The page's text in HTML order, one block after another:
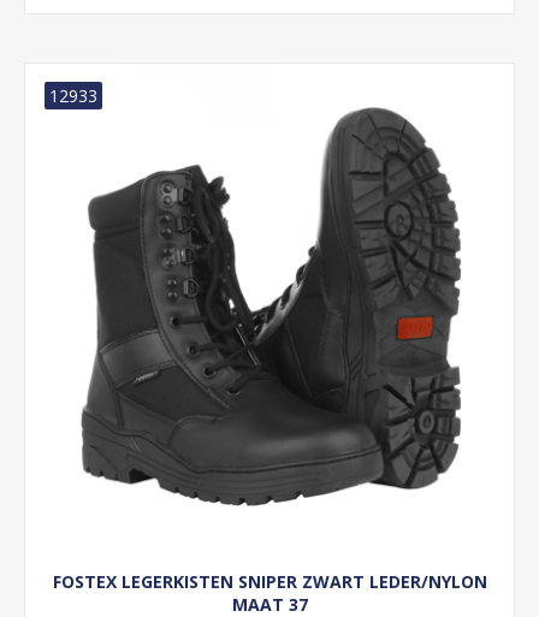
FOSTEX LEGERKISTEN SNIPER ZWART LEDER/NYLON
MAAT 37
12933